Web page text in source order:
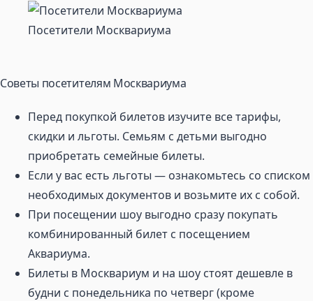
Посетители Москвариума
Советы посетителям Москвариума
Перед покупкой билетов изучите все тарифы,
скидки и льготы. Семьям с детьми выгодно
приобретать семейные билеты.
Если у вас есть льготы — ознакомьтесь со списком
необходимых документов и возьмите их с собой.
При посещении шоу выгодно сразу покупать
комбинированный билет с посещением
Аквариума.
Билеты в Москвариум и на шоу стоят дешевле в
будни с понедельника по четверг (кроме